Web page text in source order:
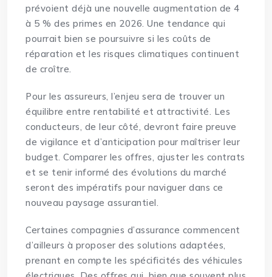
prévoient déjà une nouvelle augmentation de 4
à 5 % des primes en 2026. Une tendance qui
pourrait bien se poursuivre si les coûts de
réparation et les risques climatiques continuent
de croître.
Pour les assureurs, l’enjeu sera de trouver un
équilibre entre rentabilité et attractivité. Les
conducteurs, de leur côté, devront faire preuve
de vigilance et d’anticipation pour maîtriser leur
budget. Comparer les offres, ajuster les contrats
et se tenir informé des évolutions du marché
seront des impératifs pour naviguer dans ce
nouveau paysage assurantiel.
Certaines compagnies d’assurance commencent
d’ailleurs à proposer des solutions adaptées,
prenant en compte les spécificités des véhicules